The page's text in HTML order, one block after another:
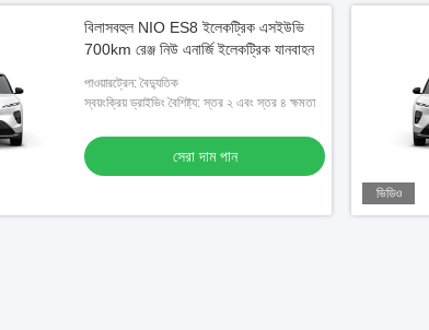
বিলাসবহুল NIO ES8 ইলেকট্রিক এসইউভি
700km রেঞ্জ নিউ এনার্জি ইলেকট্রিক যানবাহন
পাওয়ারট্রেন: বৈদ্যুতিক
স্বয়ংক্রিয় ড্রাইভিং বৈশিষ্ট্য: স্তর ২ এবং স্তর ৪ ক্ষমতা
সেরা দাম পান
ভিডিও